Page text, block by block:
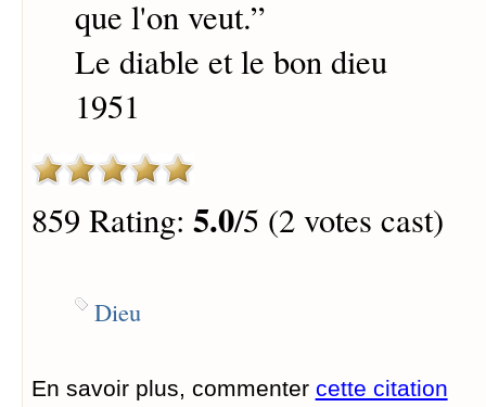
que l'on veut.”
Le diable et le bon dieu
1951
859 Rating: 5.0/5 (2 votes cast)
Dieu
En savoir plus, commenter cette citation